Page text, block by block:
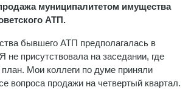
муниципалитетом имущества
АТП.
бывшего АТП предполагалась в
не присутствовала на заседании, где
Мои коллеги по думе приняли
вопроса продажи на четвертый квартал.